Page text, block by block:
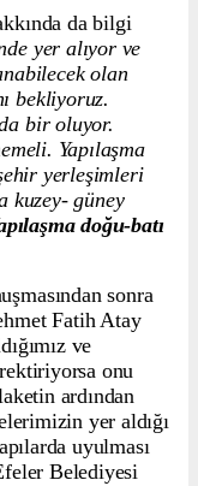
da bilgi
yer alıyor ve
olan
bekliyoruz.
bir oluyor.
Yapılaşma
yerleşimleri
kuzey- güney
doğu-batı
sonra
Fatih Atay
ve
onu
ardından
yer aldığı
uyulması
Belediyesi